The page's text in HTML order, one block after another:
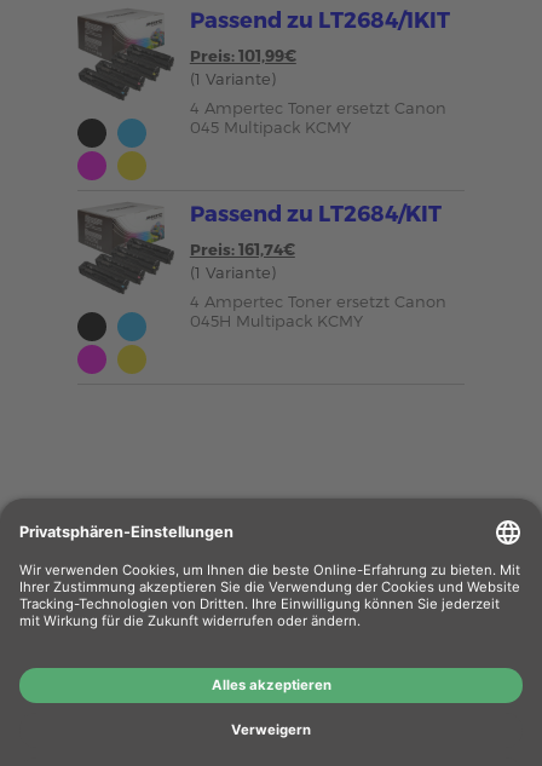
Passend zu LT2684/1KIT
Preis: 101,99€
(1 Variante)
4 Ampertec Toner ersetzt Canon
045 Multipack KCMY
Passend zu LT2684/KIT
Preis: 161,74€
(1 Variante)
4 Ampertec Toner ersetzt Canon
045H Multipack KCMY
Wiederverkäufer: Das Angebot unseres Web-
Shops richtet sich nicht an Wiederverkäufer.